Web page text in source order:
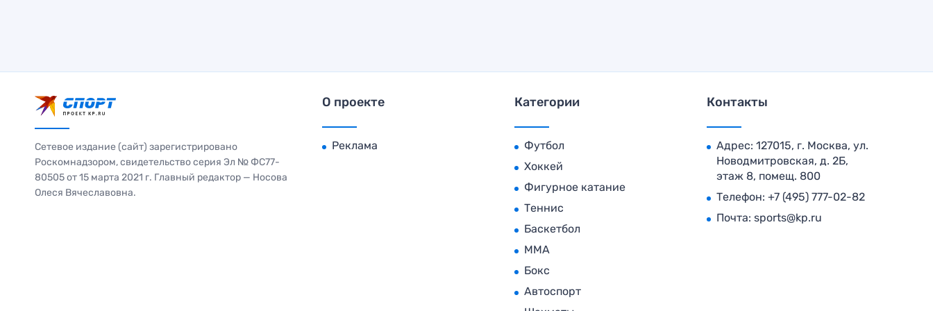
Сетевое издание (сайт) зарегистрировано
Роскомнадзором, свидетельство серия Эл № ФС77-
80505 от 15 марта 2021 г. Главный редактор — Носова
Олеся Вячеславовна.
О проекте
Реклама
Категории
Футбол
Хоккей
Фигурное катание
Теннис
Баскетбол
MMA
Бокс
Автоспорт
Контакты
Адрес: 127015, г. Москва, ул.
Новодмитровская, д. 2Б,
этаж 8, помещ. 800
Телефон: +7 (495) 777-02-82
Почта: sports@kp.ru